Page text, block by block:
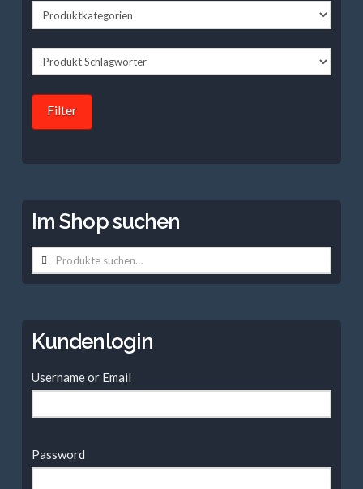
Filter
Im Shop suchen
Suche
nach:
Kundenlogin
Username or Email
Password